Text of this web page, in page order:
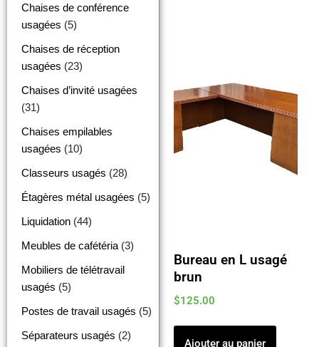
Chaises de conférence
usagées (5)
Chaises de réception
usagées (23)
Chaises d’invité usagées
(31)
Chaises empilables
usagées (10)
Classeurs usagés (28)
Étagères métal usagées (5)
Liquidation (44)
Meubles de cafétéria (3)
Mobiliers de télétravail
usagés (5)
Postes de travail usagés (5)
Séparateurs usagés (2)
Bureau en L usagé
brun
$125.00
Ajouter au panier